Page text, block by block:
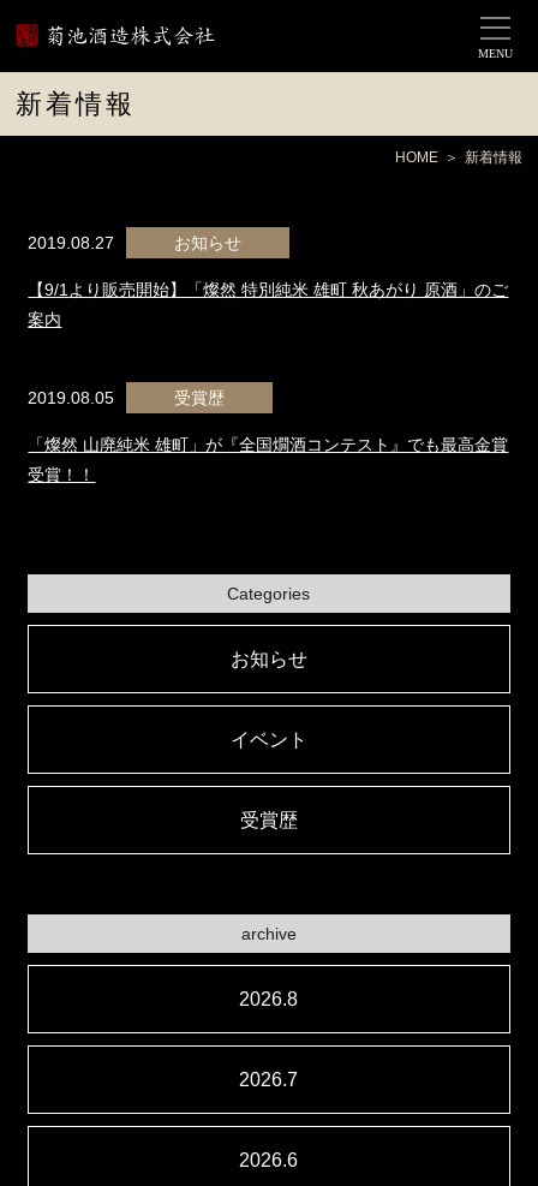
MENU
新着情報
HOME 新着情報
2019.08.27 お知らせ
【9/1より販売開始】「燦然 特別純米 雄町 秋あがり 原酒」のご
案内
2019.08.05 受賞歴
「燦然 山廃純米 雄町」が『全国燗酒コンテスト』でも最高金賞
受賞！！
Categories
お知らせ
イベント
受賞歴
archive
2026.8
2026.7
2026.6